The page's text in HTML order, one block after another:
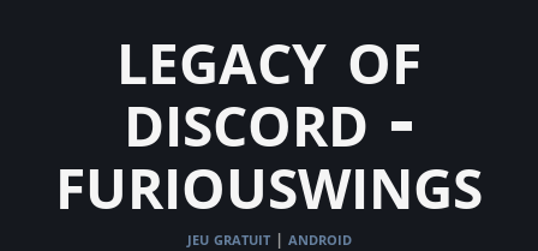
legacy of
discord -
furiouswings
jeu gratuit | android